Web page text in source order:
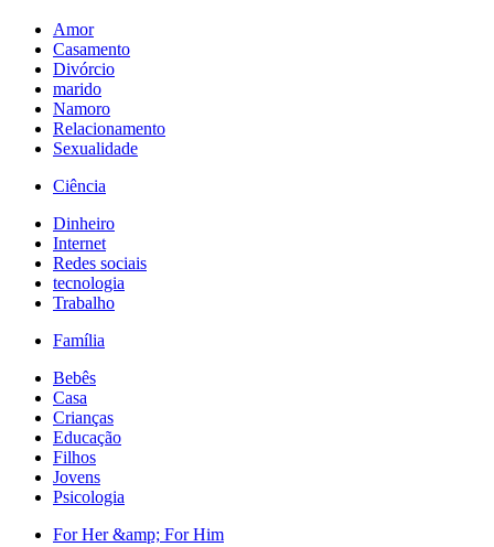
Amor
Casamento
Divórcio
marido
Namoro
Relacionamento
Sexualidade
Ciência
Dinheiro
Internet
Redes sociais
tecnologia
Trabalho
Família
Bebês
Casa
Crianças
Educação
Filhos
Jovens
Psicologia
For Her &amp; For Him